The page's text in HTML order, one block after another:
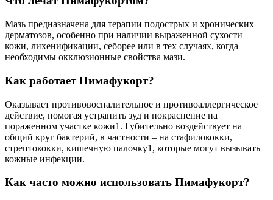
Мазь предназначена для терапии подострых и хронических
дерматозов, особенно при наличии выраженной сухости
кожи, лихенификации, себорее или в тех случаях, когда
необходимы окклюзионные свойства мази.
Как работает Пимафукорт?
Оказывает противовоспалительное и противоаллергическое
действие, помогая устранить зуд и покраснение на
пораженном участке кожи1. Губительно воздействует на
общий круг бактерий, в частности – на стафилококки,
стрептококки, кишечную палочку1, которые могут вызывать
кожные инфекции.
Как часто можно использовать Пимафукорт?